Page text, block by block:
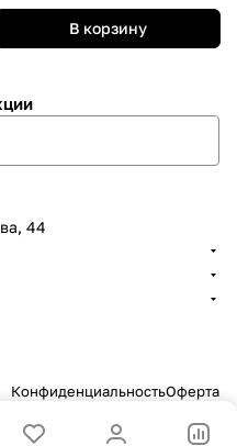
В корзину
44
КонфиденциальностьОферта